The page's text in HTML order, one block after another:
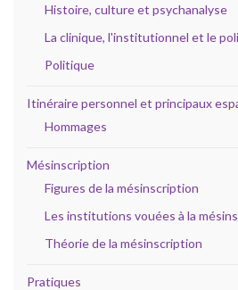
Histoire, culture et psychanalyse
La clinique, l'institutionnel et le
Politique
Itinéraire personnel et principaux
Hommages
Mésinscription
Figures de la mésinscription
Les institutions vouées à la
Théorie de la mésinscription
Pratiques